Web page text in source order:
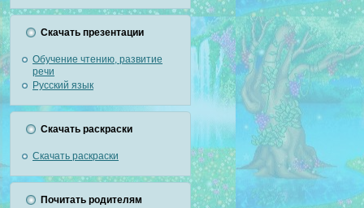
Скачать презентации
Обучение чтению, развитие
речи
Русский язык
Скачать раскраски
Скачать раскраски
Почитать родителям